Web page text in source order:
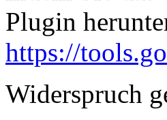
Plugin
https://
Widerspruch